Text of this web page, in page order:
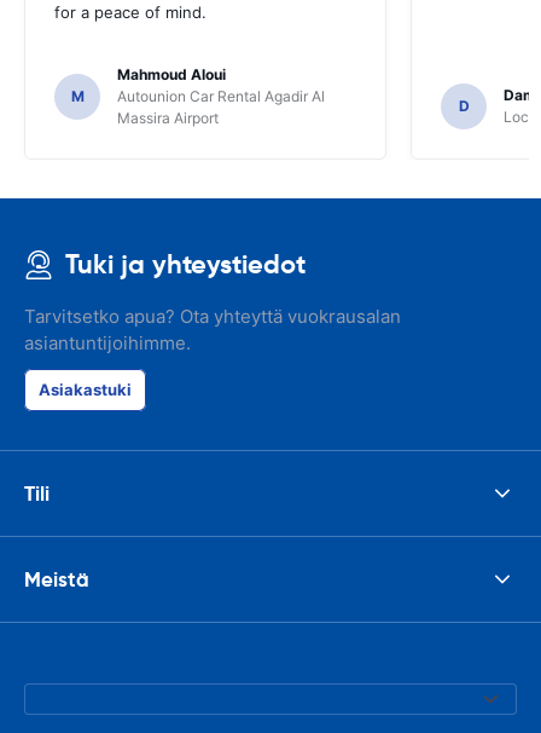
for a peace of mind.
M
Mahmoud Aloui
Autounion Car Rental Agadir Al
Massira Airport
D
Tuki ja yhteystiedot
Tarvitsetko apua? Ota yhteyttä vuokrausalan
asiantuntijoihimme.
Asiakastuki
Tili
Meistä